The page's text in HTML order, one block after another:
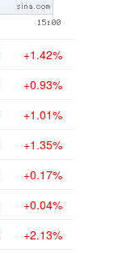
+1.42%
+0.93%
+1.01%
+1.35%
+0.17%
+0.04%
+2.13%